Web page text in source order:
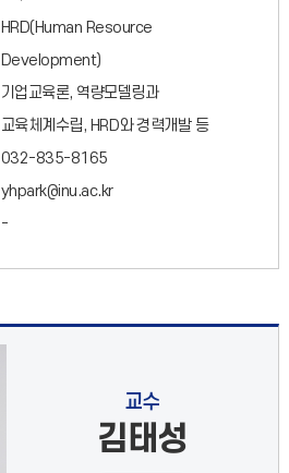
HRD(Human Resource
Development)
기업교육론, 역량모델링과
교육체계수립, HRD와 경력개발 등
032-835-8165
yhpark@inu.ac.kr
-
교수
김태성